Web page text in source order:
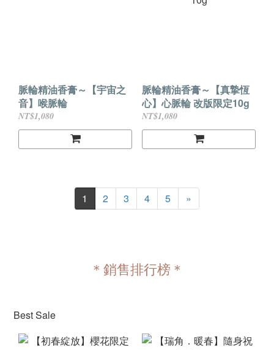
脈輪精油香膏～【宇宙之
音】喉脈輪
NT$1,080
脈輪精油香膏～【真摯恆
心】心脈輪 改版限定10g
NT$1,080
1 2 3 4 5 »
＊銷售排行榜＊
Best Sale